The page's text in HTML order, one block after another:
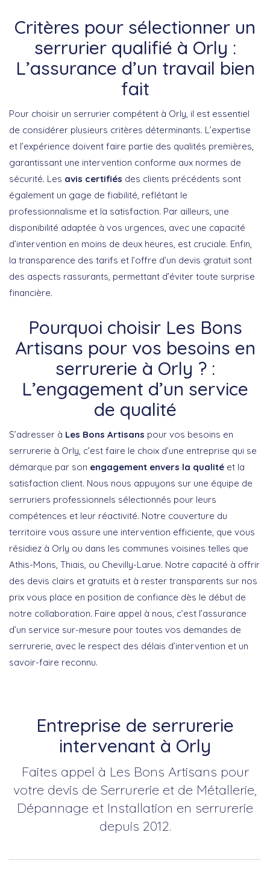
Critères pour sélectionner un
serrurier qualifié à Orly :
L’assurance d’un travail bien
fait
Pour choisir un serrurier compétent à Orly, il est essentiel
de considérer plusieurs critères déterminants. L’expertise
et l’expérience doivent faire partie des qualités premières,
garantissant une intervention conforme aux normes de
sécurité. Les avis certifiés des clients précédents sont
également un gage de fiabilité, reflétant le
professionnalisme et la satisfaction. Par ailleurs, une
disponibilité adaptée à vos urgences, avec une capacité
d’intervention en moins de deux heures, est cruciale. Enfin,
la transparence des tarifs et l’offre d’un devis gratuit sont
des aspects rassurants, permettant d’éviter toute surprise
financière.
Pourquoi choisir Les Bons
Artisans pour vos besoins en
serrurerie à Orly ? :
L’engagement d’un service
de qualité
S’adresser à Les Bons Artisans pour vos besoins en
serrurerie à Orly, c’est faire le choix d’une entreprise qui se
démarque par son engagement envers la qualité et la
satisfaction client. Nous nous appuyons sur une équipe de
serruriers professionnels sélectionnés pour leurs
compétences et leur réactivité. Notre couverture du
territoire vous assure une intervention efficiente, que vous
résidiez à Orly ou dans les communes voisines telles que
Athis-Mons, Thiais, ou Chevilly-Larue. Notre capacité à offrir
des devis clairs et gratuits et à rester transparents sur nos
prix vous place en position de confiance dès le début de
notre collaboration. Faire appel à nous, c’est l’assurance
d’un service sur-mesure pour toutes vos demandes de
serrurerie, avec le respect des délais d’intervention et un
savoir-faire reconnu.
Entreprise de serrurerie
intervenant à Orly
Faites appel à Les Bons Artisans pour
votre devis de Serrurerie et de Métallerie,
Dépannage et Installation en serrurerie
depuis 2012.